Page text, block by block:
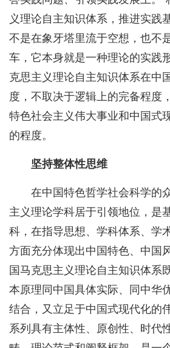
义理论自主知识体系，推进实践
不是在象牙塔里流于空想，也不
车，它本身就是一种理论的实践
克思主义理论自主知识体系在中
度，不取决于逻辑上的完备程度
特色社会主义伟大事业和中国式
的程度。
坚持整体性思维
在中国特色哲学社会科学的
主义理论学科居于引领地位，是
科，在指导思想、学科体系、学
方面充分体现出中国特色、中国
国马克思主义理论自主知识体系
本原理同中国具体实际、同中华
结合，又立足于中国式现代化的
系列具有主体性、原创性、时代